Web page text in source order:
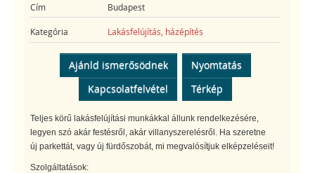
Cím Budapest
Kategória Lakásfelújítás, házépítés
Ajánld ismerősödnek
Nyomtatás
Kapcsolatfelvétel
Térkép
Teljes körű lakásfelújítási munkákkal állunk rendelkezésére,
legyen szó akár festésről, akár villanyszerelésről. Ha szeretne
új parkettát, vagy új fürdőszobát, mi megvalósítjuk elképzeléseit!
Szolgáltatások: